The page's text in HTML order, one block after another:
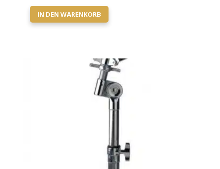
IN DEN WARENKORB